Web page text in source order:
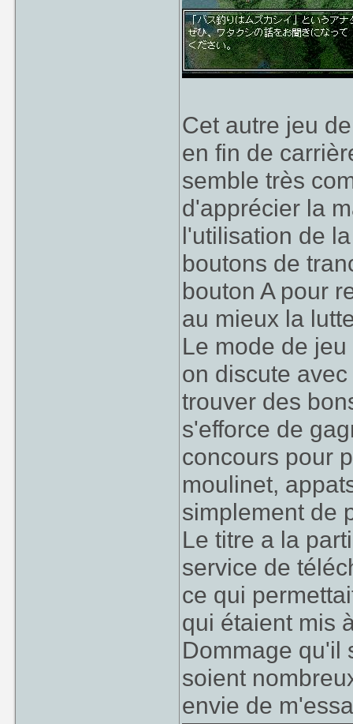
Cet autre jeu
en fin de
semble très
d'apprécier la
l'utilisation de
boutons de
bouton A pour
au mieux la
Le mode de
on discute
trouver des
s'efforce de
concours pour
moulinet,
simplement de
Le titre a la
service de
ce qui
qui étaient mis
Dommage qu'il
soient
envie de